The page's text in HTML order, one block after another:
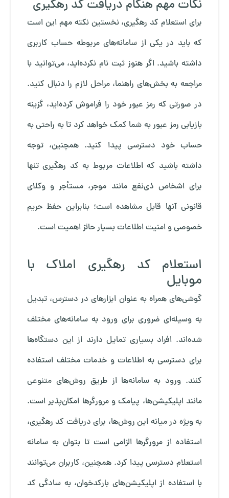
نکات مهم هنگام دریافت کد رهگیری
برای استعلام کد رهگیری، نخستین نکته مهم این است
که باید در یکی از سامانه‌های مربوطه حساب کاربری
داشته باشید. اگر هنوز ثبت نام نکرده‌اید، می‌توانید با
مراجعه به بخش‌های راهنما، مراحل لازم را دنبال کنید.
در صورتی که رمز عبور خود را فراموش کرده‌اید، گزینه
بازیابی رمز عبور به شما کمک خواهد کرد تا به راحتی به
حساب خود دسترسی پیدا کنید. همچنین، توجه
داشته باشید که اطلاعات مربوط به کد رهگیری تنها
برای اشخاص ذی‌نفع مانند موجر، مستأجر و وکلای
قانونی آنها قابل مشاهده است؛ بنابراین حفظ حریم
خصوصی و امنیت اطلاعات بسیار حائز اهمیت است.
استعلام کد رهگیری املاک با
موبایل
گوشی‌های همراه به عنوان ابزارهای در دسترس، تبدیل
به وسیله‌ای ضروری برای ورود به سامانه‌های مختلف
شده‌اند. افراد بسیاری تمایل دارند از این دستگاه‌ها
برای دسترسی به اطلاعات و خدمات مختلف استفاده
کنند. ورود به سامانه‌ها از طریق روش‌های متنوعی
مانند اپلیکیشن‌ها، پیامک و مرورگرها امکان‌پذیر است.
به ‌ویژه در میانه این روش‌ها، برای دریافت کد رهگیری،
استفاده از مرورگرها الزامی است تا بتوان به سامانه
استعلام دسترسی پیدا کرد. همچنین، کاربران می‌توانند
با استفاده از اپلیکیشن‌های بارکدخوان، به سادگی کد